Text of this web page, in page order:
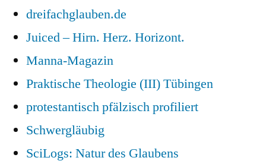
dreifachglauben.de
Juiced – Hirn. Herz. Horizont.
Manna-Magazin
Praktische Theologie (III) Tübingen
protestantisch pfälzisch profiliert
Schwergläubig
SciLogs: Natur des Glaubens